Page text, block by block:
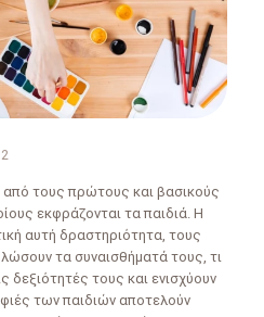
τους πρώτους και βασικούς
εκφράζονται τα παιδιά. Η
αυτή δραστηριότητα, τους
τα συναισθήματά τους, τι
δεξιότητές τους και ενισχύουν
των παιδιών αποτελούν